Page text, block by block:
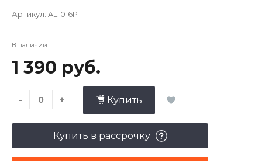
Артикул: AL-016P
В наличии
1 390 руб.
- + Купить
Купить в рассрочку